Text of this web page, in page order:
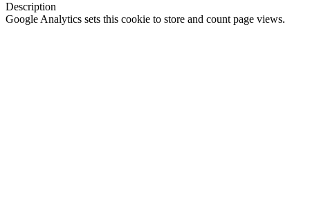
Description
Google Analytics sets this cookie to store and count page views.